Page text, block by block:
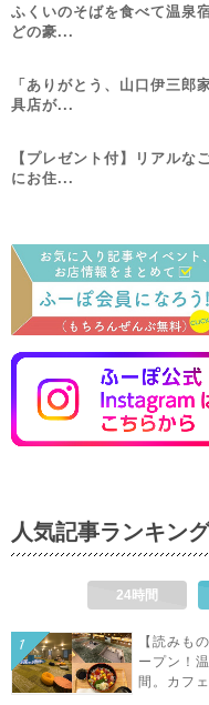
ふくいのそばを食べて温泉
どの豪...
「ありがとう、山口伊三郎
具店が...
【プレゼント付】リアルな
にお住...
人気記事ランキング
24時間
【読みも
ープン！
間。カフ